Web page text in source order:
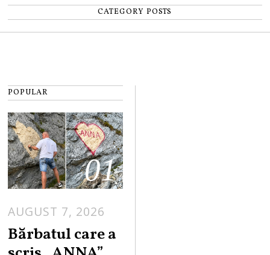
CATEGORY POSTS
POPULAR
01
AUGUST 7, 2026
Bărbatul care a